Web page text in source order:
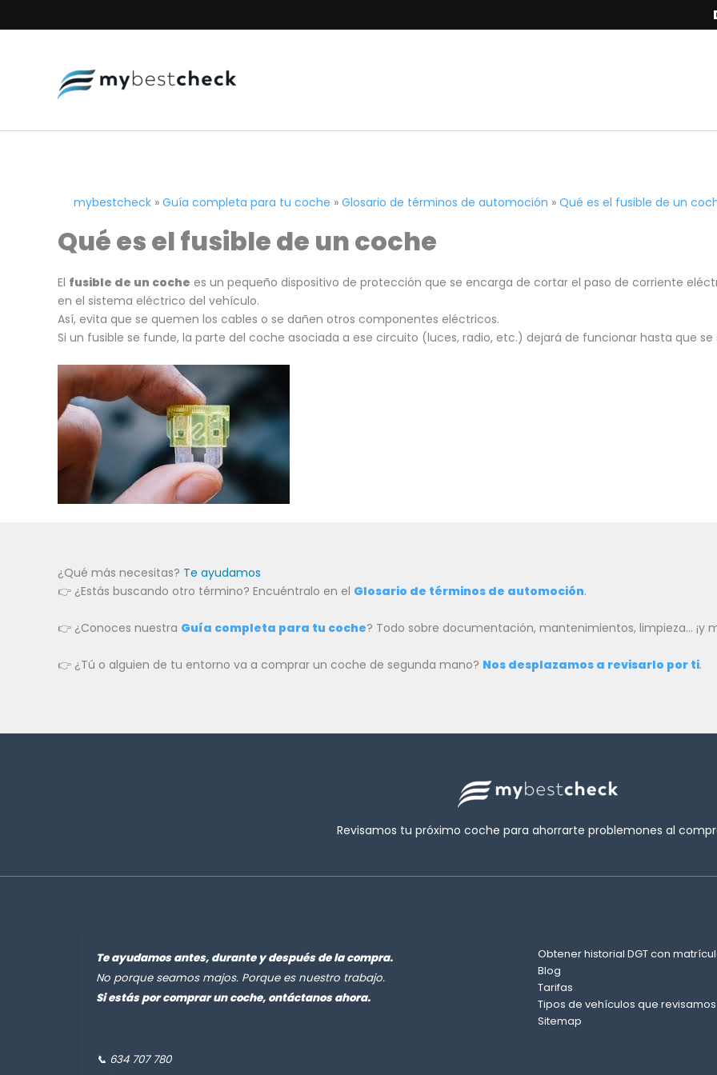
al
mybestcheck » Guía completa para tu coche » Glosario de términos de automoción » Qué es el fusible de un
Qué es el fusible de un coche
El fusible de un coche es un pequeño dispositivo de protección que se encarga de cortar el paso de corriente
en el sistema eléctrico del vehículo.
Así, evita que se quemen los cables o se dañen otros componentes eléctricos.
Si un fusible se funde, la parte del coche asociada a ese circuito (luces, radio, etc.) dejará de funcionar hasta que se
¿Qué más necesitas? Te ayudamos
👉 ¿Estás buscando otro término? Encuéntralo en el Glosario de términos de automoción.
👉 ¿Conoces nuestra Guía completa para tu coche? Todo sobre documentación, mantenimientos, limpieza… ¡y
👉 ¿Tú o alguien de tu entorno va a comprar un coche de segunda mano? Nos desplazamos a revisarlo por ti.
Revisamos tu próximo coche para ahorrarte problemones al
Te ayudamos antes, durante y después de la compra.
No porque seamos majos. Porque es nuestro trabajo.
Si estás por comprar un coche, ontáctanos ahora.
📞 634 707 780
Obtener historial DGT con
Blog
Tarifas
Tipos de vehículos que revisamos
Sitemap